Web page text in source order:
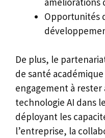
Opportunités
De plus, le
de santé
engagement à rester
technologie AI dans
déployant les
l’entreprise, la